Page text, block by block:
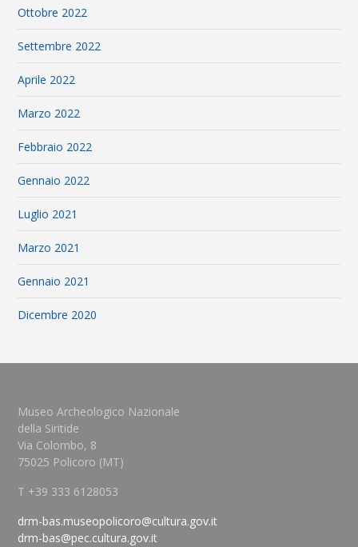
Ottobre 2022
Settembre 2022
Aprile 2022
Marzo 2022
Febbraio 2022
Gennaio 2022
Luglio 2021
Marzo 2021
Gennaio 2021
Dicembre 2020
Museo Archeologico Nazionale
della Siritide
Via Colombo, 8
75025 Policoro (MT)
T +39 333 6128053
drm-bas.museopolicoro@cultura.gov.it
drm-bas@pec.cultura.gov.it